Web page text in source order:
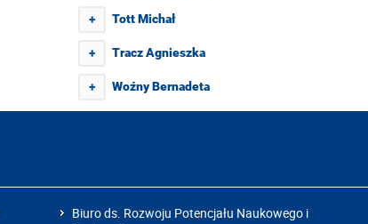
+ Tott Michał
+ Tracz Agnieszka
+ Woźny Bernadeta
Biuro ds. Rozwoju Potencjału Naukowego i